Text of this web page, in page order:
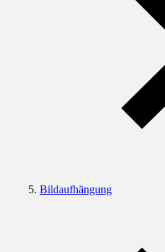
Bildaufhängung